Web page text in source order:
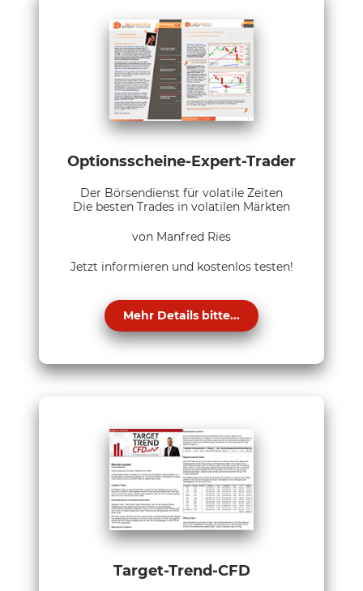
Optionsscheine-Expert-Trader
Der Börsendienst für volatile Zeiten
Die besten Trades in volatilen Märkten
von Manfred Ries
Jetzt informieren und kostenlos testen!
Mehr Details bitte...
Target-Trend-CFD